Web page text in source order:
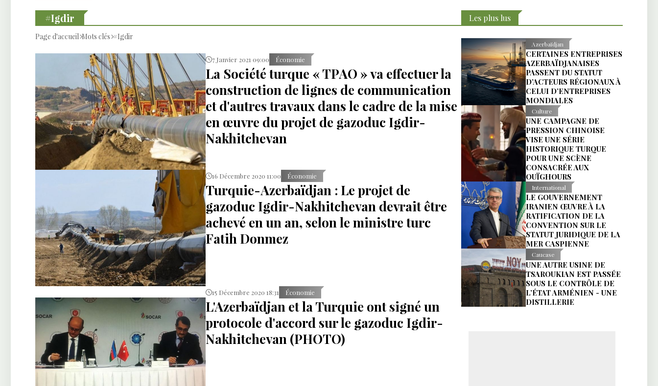
#Igdir
Page d'accueil Mots clés #Igdir
7 Janvier 2021 09:00 Économie
La Société turque « TPAO » va effectuer la
construction de lignes de communication
et d'autres travaux dans le cadre de la mise
en œuvre du projet de gazoduc Igdir-
Nakhitchevan
16 Décembre 2020 11:00 Économie
Turquie-Azerbaïdjan : Le projet de
gazoduc Igdir-Nakhitchevan devrait être
achevé en un an, selon le ministre turc
Fatih Donmez
15 Décembre 2020 18:31 Économie
L'Azerbaïdjan et la Turquie ont signé un
protocole d'accord sur le gazoduc Igdir-
Nakhitchevan (PHOTO)
Les plus lus
Azerbaïdjan
CERTAINES ENTREPRISES
AZERBAÏDJANAISES
PASSENT DU STATUT
D’ACTEURS RÉGIONAUX À
CELUI D’ENTREPRISES
MONDIALES
Culture
UNE CAMPAGNE DE
PRESSION CHINOISE
VISE UNE SÉRIE
HISTORIQUE TURQUE
POUR UNE SCÈNE
CONSACRÉE AUX
OUÏGHOURS
International
LE GOUVERNEMENT
IRANIEN ŒUVRE À LA
RATIFICATION DE LA
CONVENTION SUR LE
STATUT JURIDIQUE DE LA
MER CASPIENNE
Caucase
UNE AUTRE USINE DE
TSAROUKIAN EST PASSÉE
SOUS LE CONTRÔLE DE
L’ÉTAT ARMÉNIEN - UNE
DISTILLERIE